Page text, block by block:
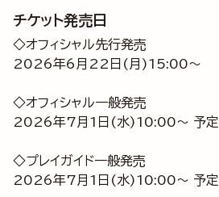
チケット発売日
◇オフィシャル先行発売
2026年6月22日(月)15:00～
◇オフィシャル一般発売
2026年7月1日(水)10:00～ 予定
◇プレイガイド一般発売
2026年7月1日(水)10:00～ 予定